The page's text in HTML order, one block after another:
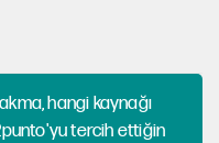
hangi kaynağı
tercih ettiğin